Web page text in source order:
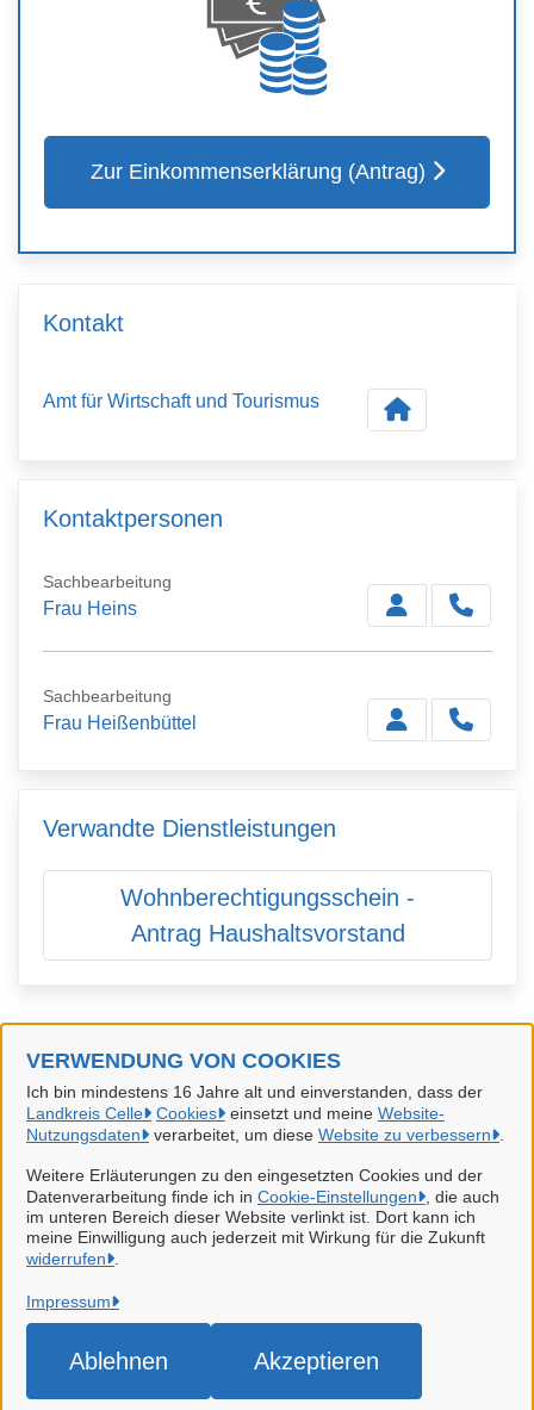
VERWENDUNG VON COOKIES
Ich bin mindestens 16 Jahre alt und einverstanden, dass der
Landkreis Celle
Cookies einsetzt und meine Website-
Nutzungsdaten
verarbeitet, um diese Website zu verbessern
Weitere Erläuterungen zu den eingesetzten Cookies und der
Datenverarbeitung finde ich in Cookie-Einstellungen
, die auch
im unteren Bereich dieser Website verlinkt ist. Dort kann ich
meine Einwilligung auch jederzeit mit Wirkung für die Zukunft
widerrufen
Impressum
Ablehnen Akzeptieren
Zur Einkommenserklärung (Antrag)
Kontakt
Amt für Wirtschaft und Tourismus
Kontaktpersonen
Sachbearbeitung
Frau Heins
Sachbearbeitung
Frau Heißenbüttel
Verwandte Dienstleistungen
Wohnberechtigungsschein -
Antrag Haushaltsvorstand
Landkreis Celle
Alle Rechte vorbehalten
Datenschutzerklärung
Impressum
Erklärung zur Barrierefreiheit
Cookie-Einstellungen